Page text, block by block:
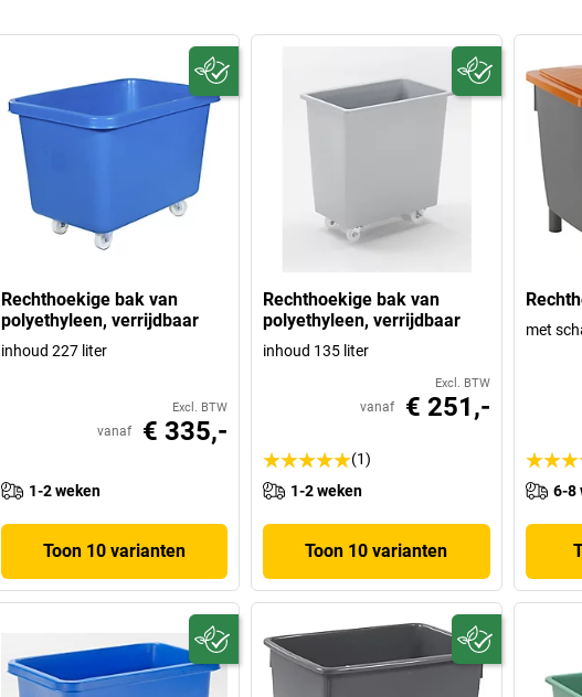
Rechthoekige bak van
polyethyleen, verrijdbaar
inhoud 227 liter
Excl. BTW
vanaf € 335,-
1-2 weken
Toon 10 varianten
Rechthoekige bak van
polyethyleen, verrijdbaar
inhoud 135 liter
Excl. BTW
vanaf € 251,-
(1)
1-2 weken
Toon 10 varianten
met
6-8